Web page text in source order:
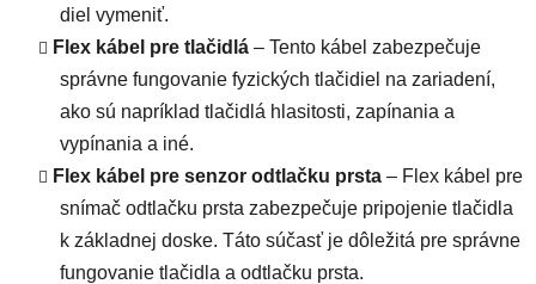
diel vymeniť.
Flex kábel pre tlačidlá – Tento kábel zabezpečuje
správne fungovanie fyzických tlačidiel na zariadení,
ako sú napríklad tlačidlá hlasitosti, zapínania a
vypínania a iné.
Flex kábel pre senzor odtlačku prsta – Flex kábel pre
snímač odtlačku prsta zabezpečuje pripojenie tlačidla
k základnej doske. Táto súčasť je dôležitá pre správne
fungovanie tlačidla a odtlačku prsta.